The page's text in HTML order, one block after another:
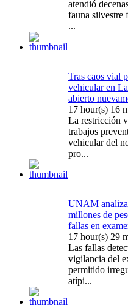
atendió
fauna silvestre
...
Tras caos vial
vehicular en
abierto
17 hour(s) 16
La restricción
trabajos
vehicular del
pro...
UNAM analiza
millones de
fallas en
17 hour(s) 29
Las fallas
vigilancia del
permitido
atípi...